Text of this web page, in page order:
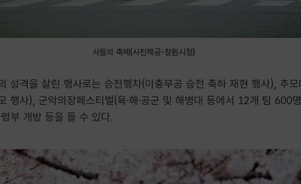
사월의 축제(사진제공-창원시청)
성격을 살린 행사로는 승전행차(이충무공 승전 축하 재현 행사), 추
행사), 군악의장페스티벌(육·해·공군 및 해병대 등에서 12개 팀 600
부 개방 등을 들 수 있다.